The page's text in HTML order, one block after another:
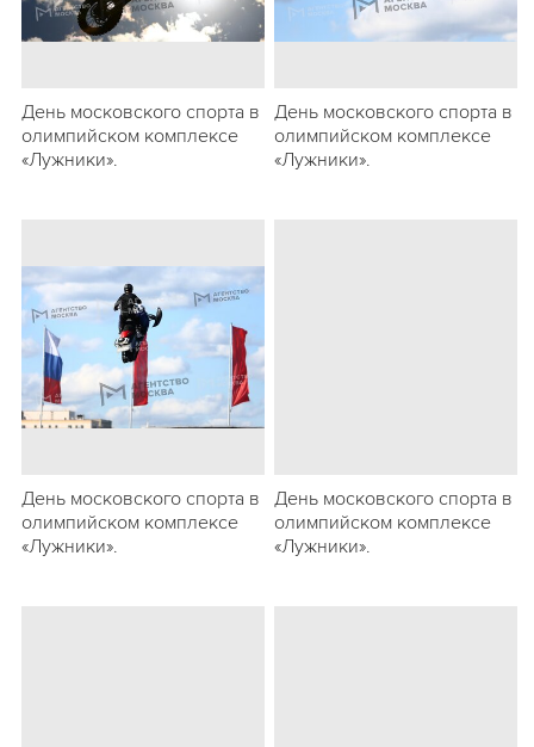
День московского спорта в
олимпийском комплексе
«Лужники».
День московского спорта в
олимпийском комплексе
«Лужники».
День московского спорта в
олимпийском комплексе
«Лужники».
День московского спорта в
олимпийском комплексе
«Лужники».